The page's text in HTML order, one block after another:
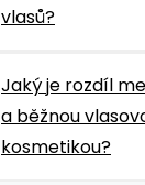
vlasů?
Jaký je rozdíl
a běžnou
kosmetikou?